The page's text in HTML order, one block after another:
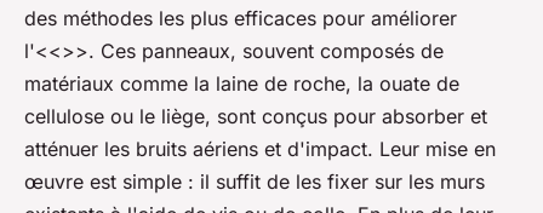
des méthodes les plus efficaces pour améliorer
l'<<>>. Ces panneaux, souvent composés de
matériaux comme la laine de roche, la ouate de
cellulose ou le liège, sont conçus pour absorber et
atténuer les bruits aériens et d'impact. Leur mise en
œuvre est simple : il suffit de les fixer sur les murs